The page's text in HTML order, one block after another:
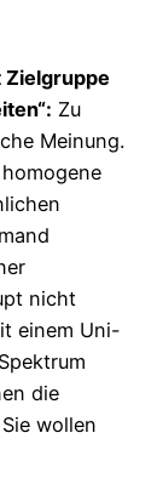
Zielgruppe
Zu
Meinung.
nicht
einem Uni-
die
wollen